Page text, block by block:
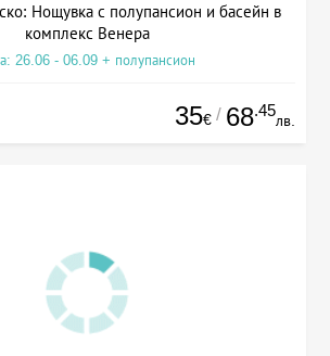
Нощувка с полупансион и басейн в
комплекс Венера
26.06 - 06.09 + полупансион
35€ / 68.45
лв.